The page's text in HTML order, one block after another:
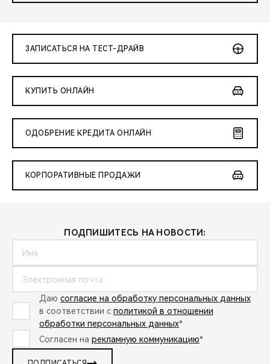
ЗАПИСАТЬСЯ НА ТЕСТ-ДРАЙВ
КУПИТЬ ОНЛАЙН
ОДОБРЕНИЕ КРЕДИТА ОНЛАЙН
КОРПОРАТИВНЫЕ ПРОДАЖИ
ПОДПИШИТЕСЬ НА НОВОСТИ:
Даю согласие на обработку персональных данных
в соответствии с политикой в отношении
обработки персональных данных*
Согласен на рекламную коммуникацию*